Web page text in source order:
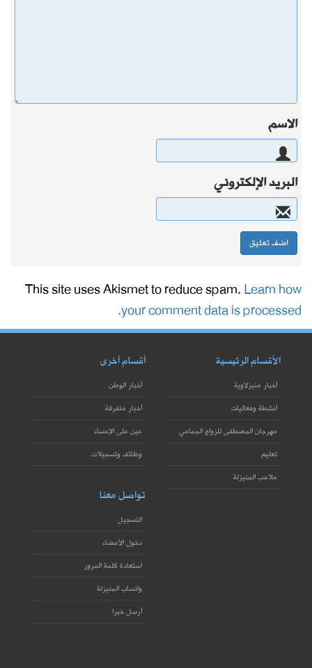
الاسم
البريد الإلكتروني
This site uses Akismet to reduce spam.Learn how
your comment data is processed.
الأقسام الرئيسية
أخبار منيزلاوية
أنشطة وفعاليات
مهرجان المصطفى للزواج الجماعي
تعليم
ملاعب المنيزلة
أقسام أخرى
أخبار الوطن
أخبار متفرقة
عين على الإحساء
وظائف وتسجيلات
تواصل معنا
التسجيل
دخول الأعضاء
استعادة كلمة المرور
واتساب المنيزلة
أرسل خبرا